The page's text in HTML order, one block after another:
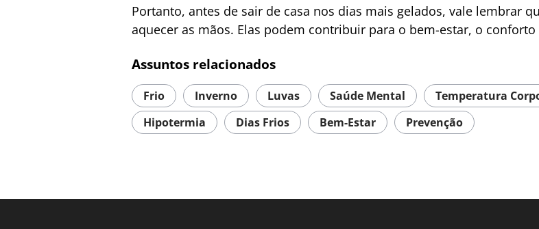
Portanto, antes de sair de casa nos dias mais gelados, vale lembrar
aquecer as mãos. Elas podem contribuir para o bem-estar, o
Assuntos relacionados
Frio Inverno Luvas Saúde Mental Temperatura
Hipotermia
Dias Frios Bem-Estar Prevenção